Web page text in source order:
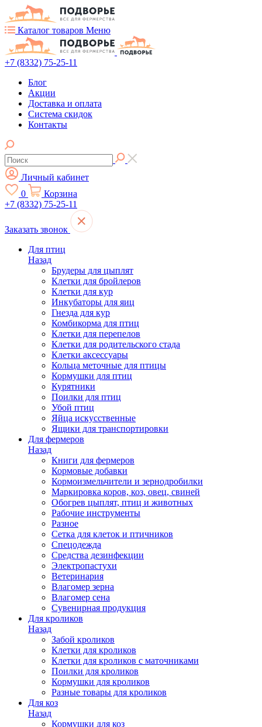
Каталог товаров Меню
+7 (8332) 75-25-11
Блог
Акции
Доставка и оплата
Система скидок
Контакты
Личный кабинет
0
Корзина
+7 (8332) 75-25-11
Заказать звонок
Для птиц
Назад
Брудеры для цыплят
Клетки для бройлеров
Клетки для кур
Инкубаторы для яиц
Гнезда для кур
Комбикорма для птиц
Клетки для перепелов
Клетки для родительского стада
Клетки аксессуары
Кольца меточные для птицы
Кормушки для птиц
Курятники
Поилки для птиц
Убой птиц
Яйца искусственные
Ящики для транспортировки
Для фермеров
Назад
Книги для фермеров
Кормовые добавки
Кормоизмельчители и зернодробилки
Маркировка коров, коз, овец, свиней
Обогрев цыплят, птиц и животных
Рабочие инструменты
Разное
Сетка для клеток и птичников
Спецодежда
Средства дезинфекции
Электропастухи
Ветеринария
Влагомер зерна
Влагомер сена
Сувенирная продукция
Для кроликов
Назад
Забой кроликов
Клетки для кроликов
Клетки для кроликов с маточниками
Поилки для кроликов
Кормушки для кроликов
Разные товары для кроликов
Для коз
Назад
Кормушки для коз